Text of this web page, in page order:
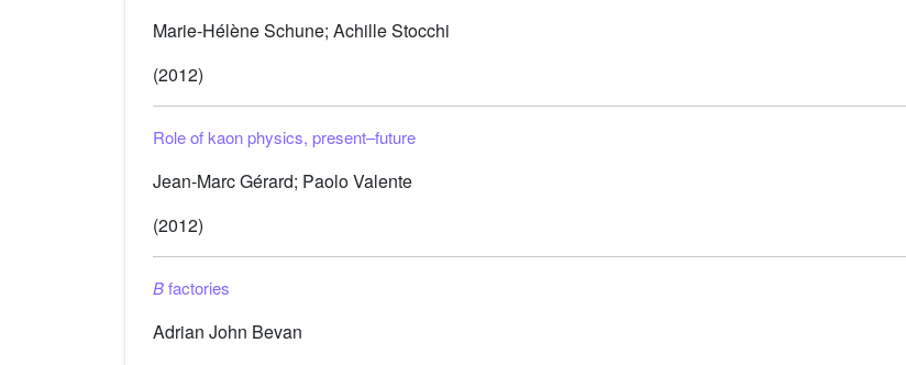
Marie-Hélène Schune; Achille Stocchi
(2012)
Role of kaon physics, present–future
Jean-Marc Gérard; Paolo Valente
(2012)
Bfactories
Adrian John Bevan